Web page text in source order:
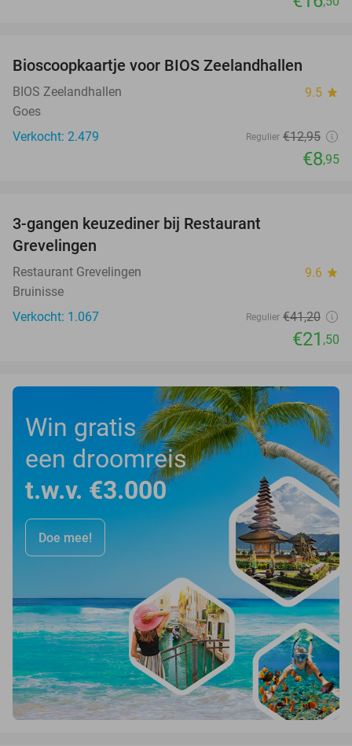
Bioscoopkaartje voor BIOS Zeelandhallen
BIOS Zeelandhallen 9.5 star
Goes
Verkocht: 2.479
Regulier €12,95
€8,95
3-gangen keuzediner bij Restaurant
Grevelingen
Restaurant Grevelingen 9.6 star
Bruinisse
Verkocht: 1.067
Regulier €41,20
€21 ,50
Win gratis
een droomreis
t.w.v. €3.000
Doe mee!